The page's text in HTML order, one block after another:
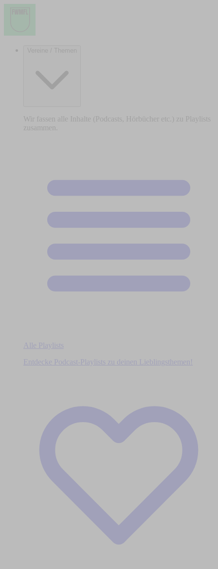
Vereine / Themen
Wir fassen alle Inhalte (Podcasts, Hörbücher etc.) zu Playlists
zusammen.
Alle Playlists
Entdecke Podcast-Playlists zu deinen Lieblingsthemen!